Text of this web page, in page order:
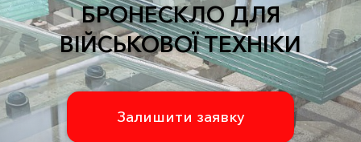
БРОНЕСКЛО ДЛЯ
ВІЙСЬКОВОЇ ТЕХНІКИ
Залишити заявку